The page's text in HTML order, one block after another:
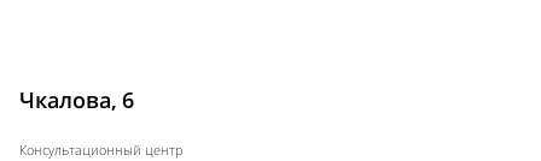
Чкалова, 6
Консультационный центр